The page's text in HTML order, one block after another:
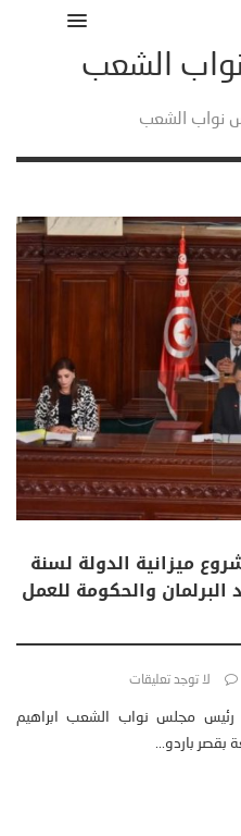
نواب الشعب
ميزانية الدولة لسنة
البرلمان والحكومة للعمل
لا توجد تعليقات
2023 (وات)- أكد رئيس مجلس نواب الشعب ابراهيم
بقصر باردو...